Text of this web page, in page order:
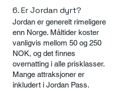
6. Er Jordan dyrt?
Jordan er generelt rimeligere
enn Norge. Måltider koster
vanligvis mellom 50 og 250
NOK, og det finnes
overnatting i alle prisklasser.
Mange attraksjoner er
inkludert i Jordan Pass.